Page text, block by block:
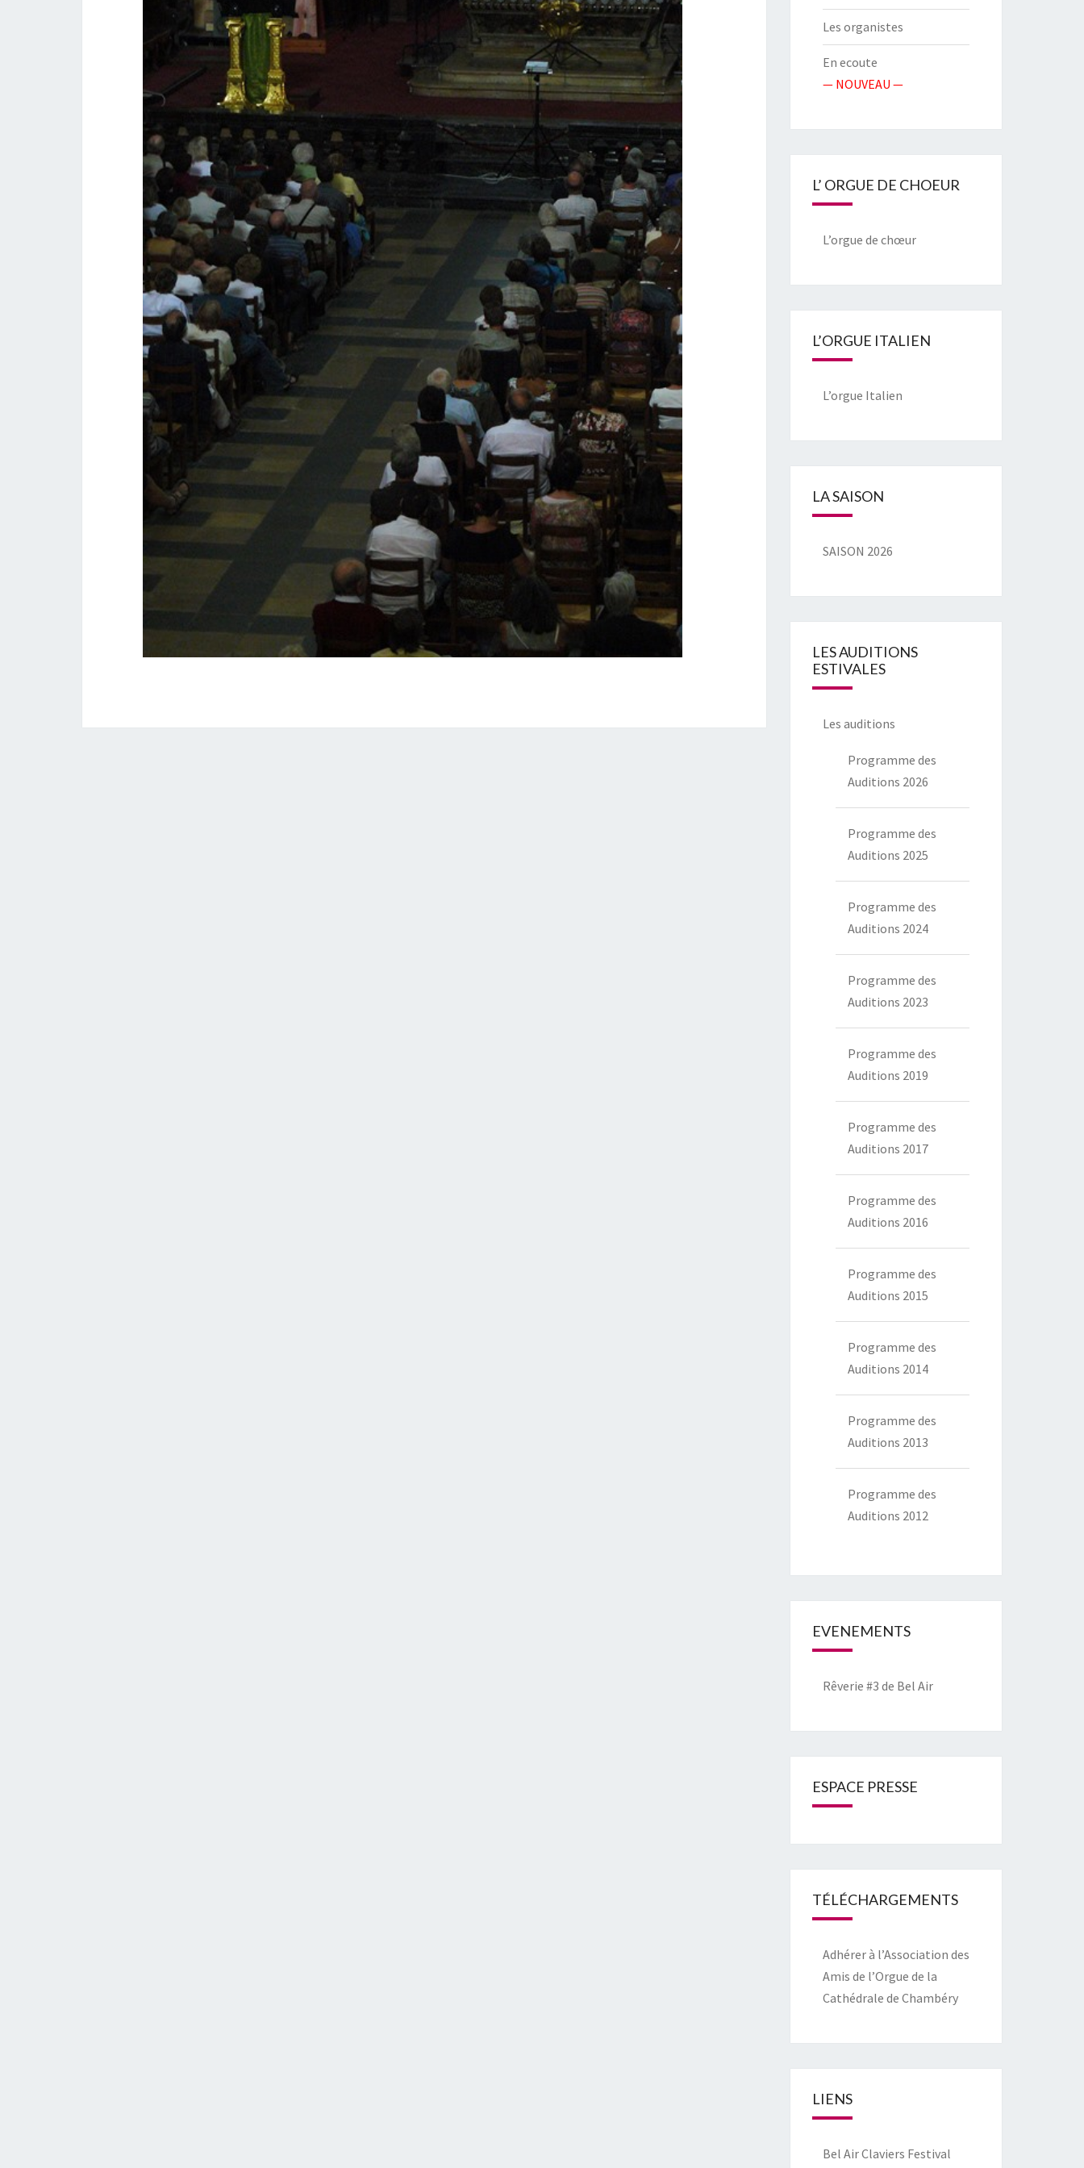
Les organistes
En ecoute
— NOUVEAU —
L’ ORGUE DE CHOEUR
L’orgue de chœur
L’ORGUE ITALIEN
L’orgue Italien
LA SAISON
SAISON 2026
LES AUDITIONS
ESTIVALES
Les auditions
Programme des
Auditions 2026
Programme des
Auditions 2025
Programme des
Auditions 2024
Programme des
Auditions 2023
Programme des
Auditions 2019
Programme des
Auditions 2017
Programme des
Auditions 2016
Programme des
Auditions 2015
Programme des
Auditions 2014
Programme des
Auditions 2013
Programme des
Auditions 2012
EVENEMENTS
Rêverie #3 de Bel Air
ESPACE PRESSE
TÉLÉCHARGEMENTS
Adhérer à l’Association des
Amis de l’Orgue de la
Cathédrale de Chambéry
LIENS
Bel Air Claviers Festival